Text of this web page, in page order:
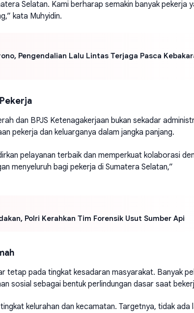
Selatan. Kami berharap semakin banyak pekerja
kata Muhyidin.
Pengendalian Lalu Lintas Terjaga Pasca
dan BPJS Ketenagakerjaan bukan sekadar
pekerja dan keluarganya dalam jangka panjang.
pelayanan terbaik dan memperkuat kolaborasi
menyeluruh bagi pekerja di Sumatera Selatan,”
Polri Kerahkan Tim Forensik Usut Sumber Api
tetap pada tingkat kesadaran masyarakat. Banyak
sosial sebagai bentuk perlindungan dasar saat
kelurahan dan kecamatan. Targetnya, tidak ada